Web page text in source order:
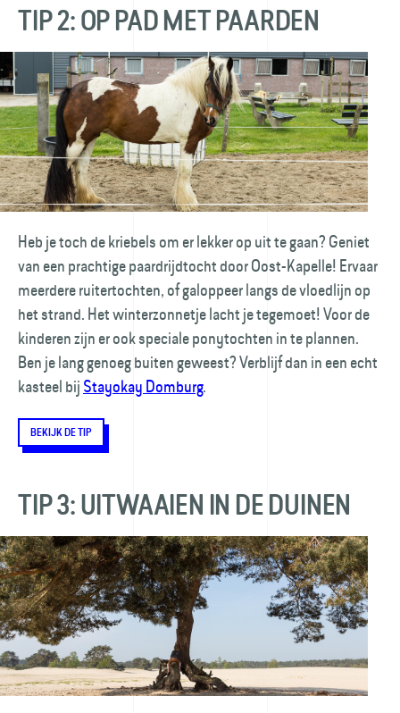
TIP 2: OP PAD MET PAARDEN
Heb je toch de kriebels om er lekker op uit te gaan? Geniet
van een prachtige paardrijd­tocht door Oost-Kapelle! Ervaar
meerdere ruiter­tochten, of galoppeer langs de vloedlijn op
het strand. Het winter­zonnetje lacht je tegemoet! Voor de
kinderen zijn er ook speciale pony­tochten in te plannen.
Ben je lang genoeg buiten geweest? Verblijf dan in een echt
kasteel bij Stayokay Domburg.
BEKIJK DE TIP
TIP 3: UITWAAIEN IN DE DUINEN